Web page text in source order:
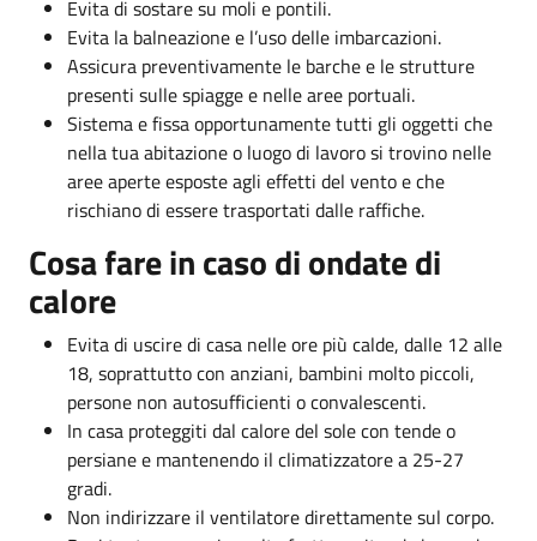
Evita di sostare su moli e pontili.
Evita la balneazione e l’uso delle imbarcazioni.
Assicura preventivamente le barche e le strutture
presenti sulle spiagge e nelle aree portuali.
Sistema e fissa opportunamente tutti gli oggetti che
nella tua abitazione o luogo di lavoro si trovino nelle
aree aperte esposte agli effetti del vento e che
rischiano di essere trasportati dalle raffiche.
Cosa fare in caso di ondate di
calore
Evita di uscire di casa nelle ore più calde, dalle 12 alle
18, soprattutto con anziani, bambini molto piccoli,
persone non autosufficienti o convalescenti.
In casa proteggiti dal calore del sole con tende o
persiane e mantenendo il climatizzatore a 25-27
gradi.
Non indirizzare il ventilatore direttamente sul corpo.